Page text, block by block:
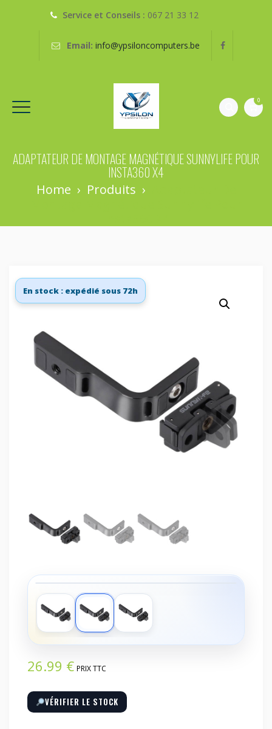
Service et Conseils : 067 21 33 12
Email: info@ypsiloncomputers.be
0
ADAPTATEUR DE MONTAGE MAGNÉTIQUE SUNNYLIFE POUR
INSTA360 X4
Home › Produits ›
En stock : expédié sous 72h
‹ ›
26.99 € PRIX TTC
VÉRIFIER LE STOCK